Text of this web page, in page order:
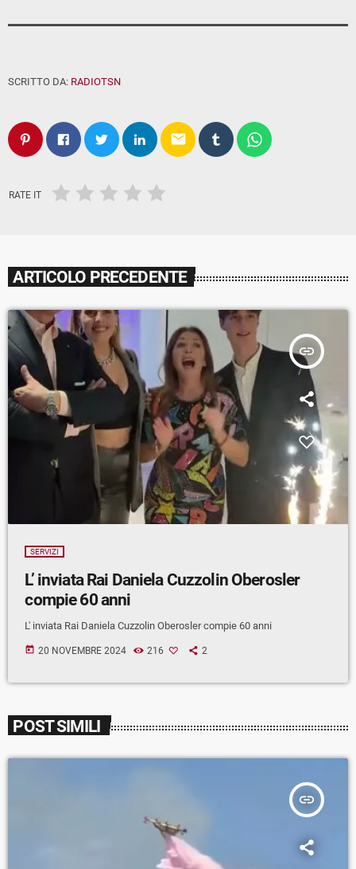
SCRITTO DA: RADIOTSN
email
RATE IT
ARTICOLO PRECEDENTE
insert_link
SERVIZI
L’ inviata Rai Daniela Cuzzolin Oberosler
compie 60 anni
L' inviata Rai Daniela Cuzzolin Oberosler compie 60 anni
today 20 NOVEMBRE 2024 216 2
POST SIMILI
insert_link